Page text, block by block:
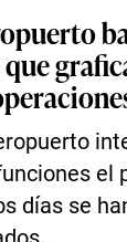
el
días se